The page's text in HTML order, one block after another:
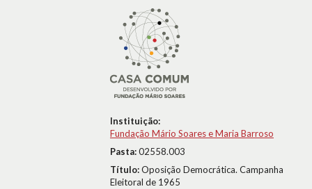
Instituição:
Fundação Mário Soares e Maria Barroso
Pasta:02558.003
Título:Oposição Democrática. Campanha
Eleitoral de 1965